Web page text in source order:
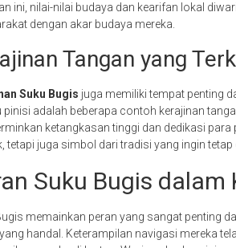
ini, nilai-nilai budaya dan kearifan lokal
dengan akar budaya mereka.
Tangan yang
Suku Bugis juga memiliki tempat penting
pinisi adalah beberapa contoh kerajinan
ketangkasan tinggi dan dedikasi para
tetapi juga simbol dari tradisi yang ingin
Suku Bugis
memainkan peran yang sangat penting
handal. Keterampilan navigasi mereka